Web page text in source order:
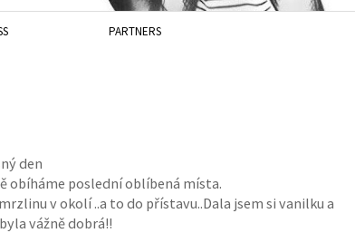
PARTNERS
den
obíháme poslední oblíbená místa.
v okolí ..a to do přístavu..Dala jsem si vanilku a
vážně dobrá!!